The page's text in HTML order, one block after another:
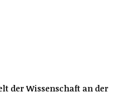
der Wissenschaft an der